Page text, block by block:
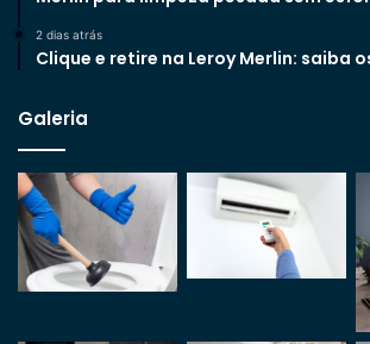
2 dias atrás
Clique e retire na Leroy Merlin: saiba
Galeria